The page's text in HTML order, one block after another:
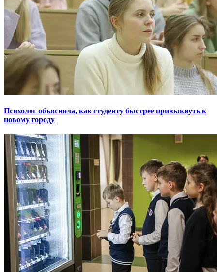
Психолог объяснила, как студенту быстрее привыкнуть к
новому городу